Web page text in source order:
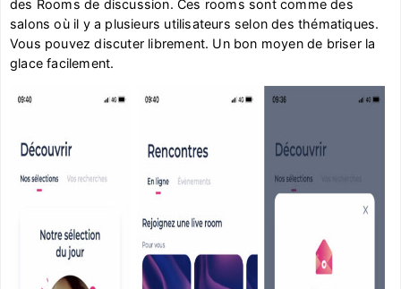
des Rooms de discussion. Ces rooms sont comme des
salons où il y a plusieurs utilisateurs selon des thématiques.
Vous pouvez discuter librement. Un bon moyen de briser la
glace facilement.